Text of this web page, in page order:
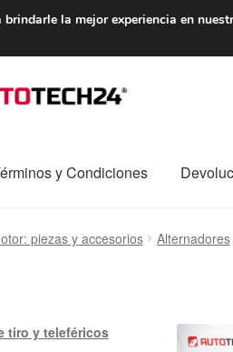
ENTREGA desde 7
y Condiciones
Carro Contacto Envío al
piezas y accesorios Alternadores
tiro y teleféricos
la mejor experiencia en